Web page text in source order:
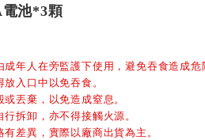
池*3顆
年人在旁監護下使用，避免吞食造成危
入口中以免吞食。
丟棄，以免造成窒息。
拆卸，亦不得接觸火源。
差異，實際以廠商出貨為主。